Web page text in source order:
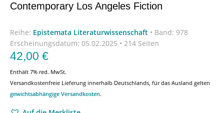
Contemporary Los Angeles Fiction
Reihe: Epistemata Literaturwissenschaft • Band: 978
Erscheinungsdatum: 05.02.2025 • 214 Seiten
42,00 €
Enthält 7% red. MwSt.
Versandkostenfreie Lieferung innerhalb Deutschlands, für das Ausland gelten
gewichtsabhängige Versandkosten.